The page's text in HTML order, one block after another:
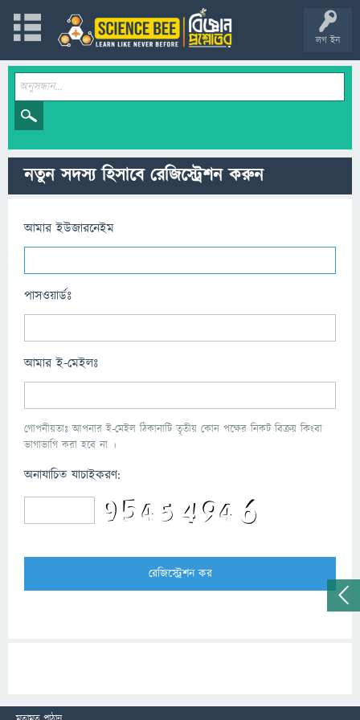
লগ ইন
নতুন সদস্য হিসাবে রেজিস্ট্রেশন করুন
আমার ইউজারনেইম
পাসওয়ার্ডঃ
আমার ই-মেইলঃ
গোপনীয়তাঃ আপনার ই-মেইল ঠিকানাটি তৃতীয় কোন পক্ষের নিকট বিক্রয় কিংবা
ভাগাভাগি করা হবে না ।
অনাযাচিত যাচাইকরণ: